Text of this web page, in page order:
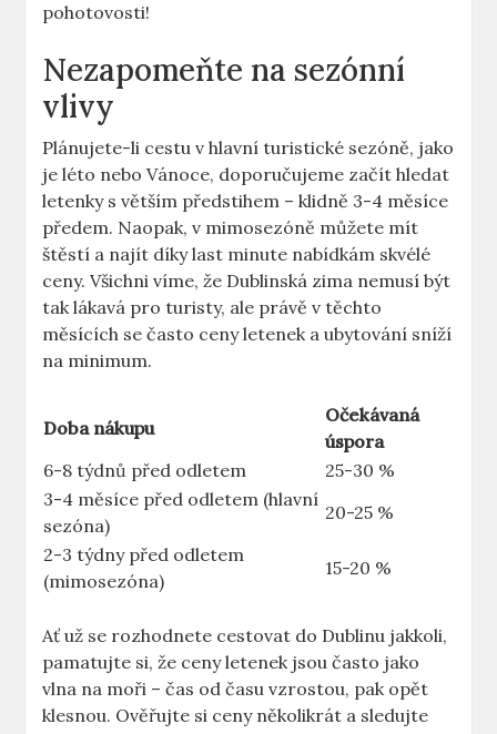
pohotovosti!
Nezapomeňte na sezónní
vlivy
Plánujete-li cestu v hlavní turistické sezóně, jako
je léto nebo Vánoce, doporučujeme začít hledat
letenky s větším předstihem – klidně 3-4 měsíce
předem. Naopak, v mimosezóně můžete mít
štěstí a najít díky last minute nabídkám skvélé
ceny. Všichni víme, že Dublinská zima nemusí být
tak lákavá pro turisty, ale právě v těchto
měsících se často ceny letenek a ubytování sníží
na minimum.
Doba nákupu
Očekávaná
úspora
6-8 týdnů před odletem
25-30 %
3-4 měsíce před odletem (hlavní
sezóna)
20-25 %
2-3 týdny před odletem
(mimosezóna)
15-20 %
Ať už se rozhodnete cestovat do Dublinu jakkoli,
pamatujte si, že ceny letenek jsou často jako
vlna na moři – čas od času vzrostou, pak opět
klesnou. Ověřujte si ceny několikrát a sledujte